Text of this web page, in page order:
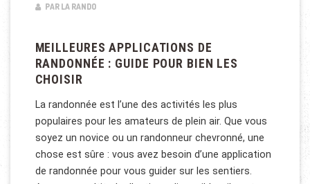
PAR LA RANDO
MEILLEURES APPLICATIONS DE
RANDONNÉE : GUIDE POUR BIEN LES
CHOISIR
La randonnée est l’une des activités les plus
populaires pour les amateurs de plein air. Que vous
soyez un novice ou un randonneur chevronné, une
chose est sûre : vous avez besoin d’une application
de randonnée pour vous guider sur les sentiers.